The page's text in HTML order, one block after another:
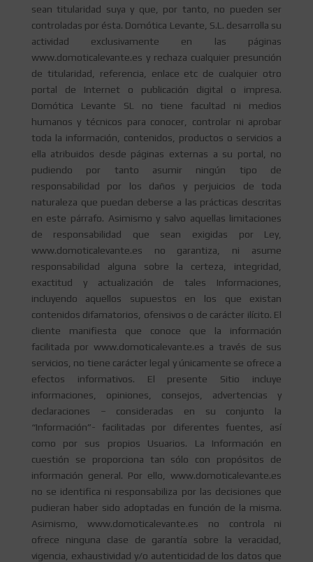
sean titularidad suya y que, por tanto, no pueden ser
controladas por ésta. Domótica Levante, S.L. desarrolla su
actividad exclusivamente en las páginas
www.domoticalevante.es y rechaza cualquier presunción
de titularidad, referencia, enlace etc de cualquier otro
portal de Internet o publicación digital o impresa.
Domótica Levante SL no tiene facultad ni medios
humanos y técnicos para conocer, controlar ni aprobar
toda la información, contenidos, productos o servicios a
ella atribuidos desde páginas externas a su portal, no
pudiendo por tanto asumir ningún tipo de
responsabilidad por los daños y perjuicios de toda
naturaleza que puedan deberse a las prácticas descritas
en este párrafo. Asimismo y salvo aquellas limitaciones
de responsabilidad que sean exigidas por Ley,
www.domoticalevante.es no garantiza, ni asume
responsabilidad alguna sobre la certeza, integridad,
exactitud y actualización de tales Informaciones,
incluyendo aquellos supuestos en los que existan
contenidos difamatorios, ofensivos o de carácter ilícito. El
cliente manifiesta que conoce que la información
facilitada por www.domoticalevante.es a través de sus
servicios, no tiene carácter legal y únicamente se ofrece a
efectos informativos. El presente Sitio incluye
informaciones, opiniones, consejos, advertencias y
declaraciones – consideradas en su conjunto la
“Información”- facilitadas por diferentes fuentes, así
como por sus propios Usuarios. La Información en
cuestión se proporciona tan sólo con propósitos de
información general. Por ello, www.domoticalevante.es
no se identifica ni responsabiliza por las decisiones que
pudieran haber sido adoptadas en función de la misma.
Asimismo, www.domoticalevante.es no controla ni
ofrece ninguna clase de garantía sobre la veracidad,
vigencia, exhaustividad y/o autenticidad de los datos que